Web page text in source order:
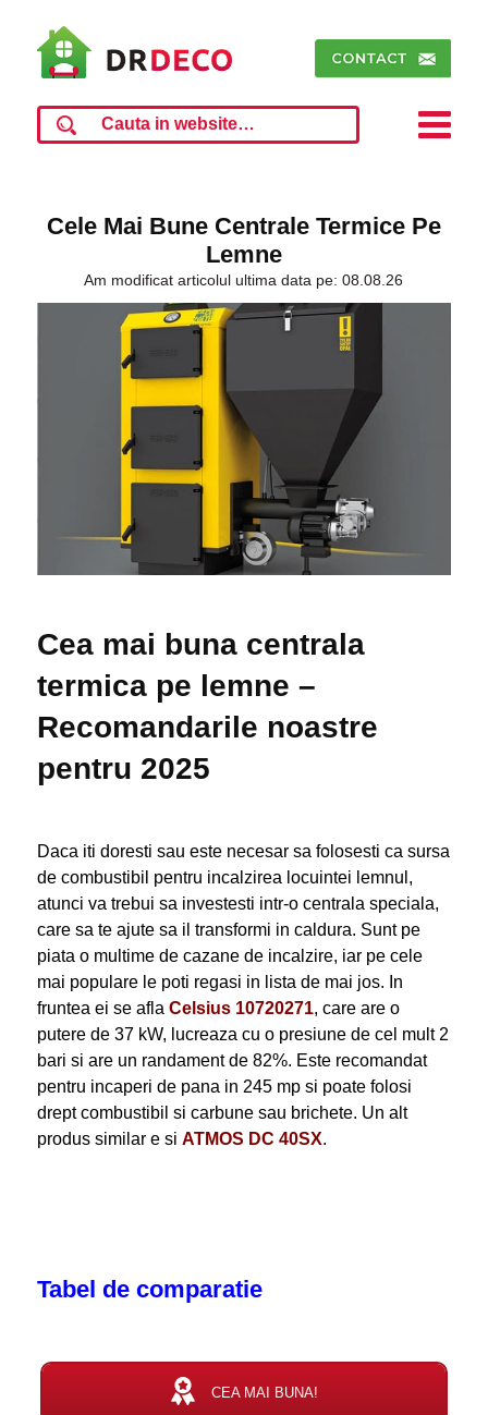
Cele Mai Bune Centrale Termice Pe
Lemne
Am modificat articolul ultima data pe: 08.08.26
Cea mai buna centrala
termica pe lemne –
Recomandarile noastre
pentru 2025
Daca iti doresti sau este necesar sa folosesti ca sursa
de combustibil pentru incalzirea locuintei lemnul,
atunci va trebui sa investesti intr-o centrala speciala,
care sa te ajute sa il transformi in caldura. Sunt pe
piata o multime de cazane de incalzire, iar pe cele
mai populare le poti regasi in lista de mai jos. In
fruntea ei se afla Celsius 10720271, care are o
putere de 37 kW, lucreaza cu o presiune de cel mult 2
bari si are un randament de 82%. Este recomandat
pentru incaperi de pana in 245 mp si poate folosi
drept combustibil si carbune sau brichete. Un alt
produs similar e si ATMOS DC 40SX.
Tabel de comparatie
CEA MAI BUNA!